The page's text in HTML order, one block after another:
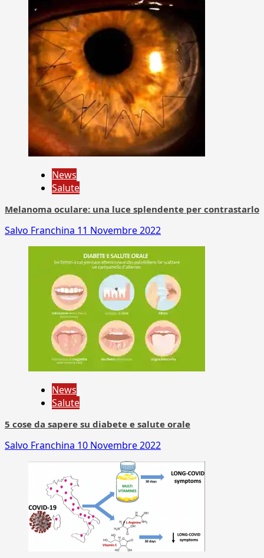
News
Salute
Melanoma oculare: una luce splendente per contrastarlo
Salvo Franchina 11 Novembre 2022
News
Salute
5 cose da sapere su diabete e salute orale
Salvo Franchina 10 Novembre 2022